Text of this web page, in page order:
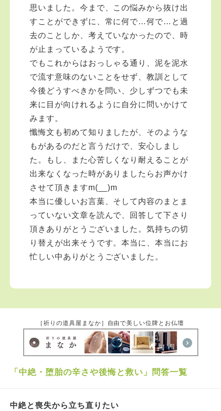
思いました。今まで、この悩みから抜け出
すことができずに、常に何で…何で…と過
去のことしか、考えていなかったので、時
が止まっているようです。
でもこれからはおっしゃる通り、泥を泥水
で流す意味のないことをせず、教訓として
今後どうすべきかを問い、少しずつでも未
来に目が向けれるように自分に問いかけて
みます。
懺悔文も初めて知りましたが、そのような
もがあるのだと言うだけで、安心しまし
た。もし、また心苦しくなり耐えることが
出来なくなった時がありましたらお声かけ
させて頂きますm(__)m
本当に優しいお言葉、そして内容のまとま
っていない文章を読んで、回答して下さり
頂きありがとうございました。気持ちの切
り替えが出来そうです。本当に、本当にお
忙しい中ありがとうございました。
［祈りの道具屋まなか］自由で美しい位牌とお仏壇
「中絶・堕胎の辛さや後悔と救い」問答一覧
中絶と喪失から立ち直りたい